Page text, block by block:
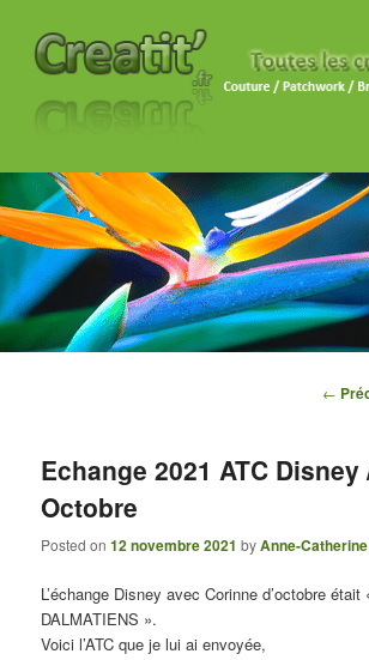
←
Echange 2021 ATC Disney
Octobre
Posted on12 novembre 2021 byAnne-Catherine
L’échange Disney avec Corinne d’octobre était
DALMATIENS ».
Voici l’ATC que je lui ai envoyée,